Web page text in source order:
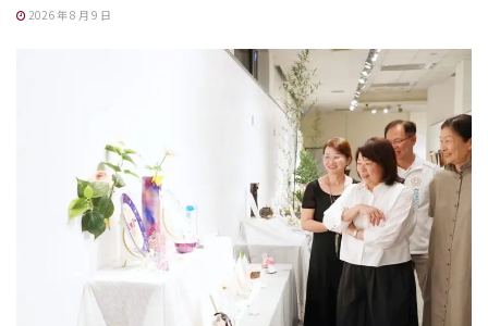
2026 年 8 月 9 日